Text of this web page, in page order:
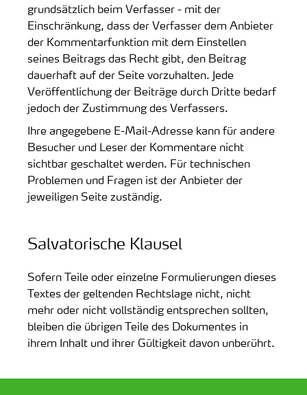
grundsätzlich beim Verfasser - mit der
Einschränkung, dass der Verfasser dem Anbieter
der Kommentarfunktion mit dem Einstellen
seines Beitrags das Recht gibt, den Beitrag
dauerhaft auf der Seite vorzuhalten. Jede
Veröffentlichung der Beiträge durch Dritte bedarf
jedoch der Zustimmung des Verfassers.
Ihre angegebene E-Mail-Adresse kann für andere
Besucher und Leser der Kommentare nicht
sichtbar geschaltet werden. Für technischen
Problemen und Fragen ist der Anbieter der
jeweiligen Seite zuständig.
Salvatorische Klausel
Sofern Teile oder einzelne Formulierungen dieses
Textes der geltenden Rechtslage nicht, nicht
mehr oder nicht vollständig entsprechen sollten,
bleiben die übrigen Teile des Dokumentes in
ihrem Inhalt und ihrer Gültigkeit davon unberührt.